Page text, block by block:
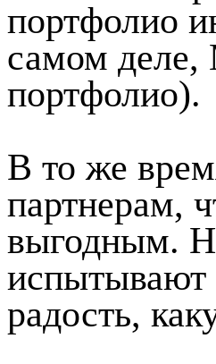
портфолио
самом деле,
портфолио).
В то же
партнерам,
выгодным.
испытывают
радость,